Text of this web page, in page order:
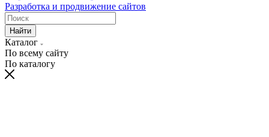
Разработка и продвижение сайтов
Найти
Каталог
По всему сайту
По каталогу